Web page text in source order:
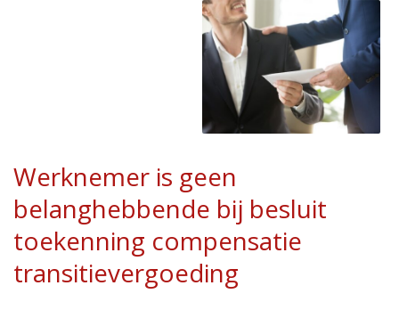
Werknemer is geen
belanghebbende bij besluit
toekenning compensatie
transitievergoeding